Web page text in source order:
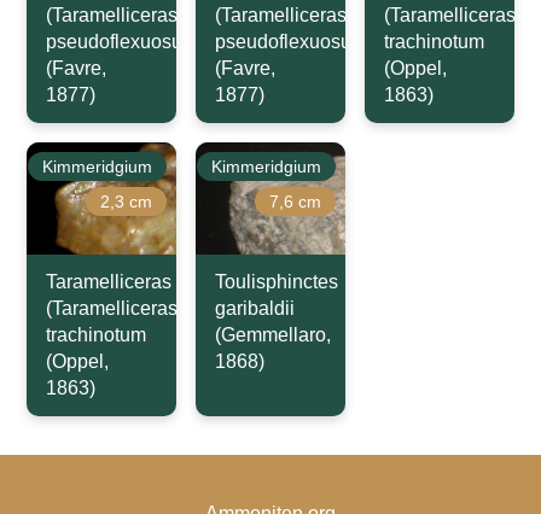
(Taramelliceras)
pseudoflexuosum
(Favre,
1877)
(Taramelliceras)
pseudoflexuosum
(Favre,
1877)
(Taramelliceras)
trachinotum
(Oppel,
1863)
Kimmeridgium
2,3 cm
Taramelliceras
(Taramelliceras)
trachinotum
(Oppel,
1863)
Kimmeridgium
7,6 cm
Toulisphinctes
garibaldii
(Gemmellaro,
1868)